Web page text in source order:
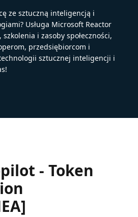
ze sztuczną inteligencją i
Usługa Microsoft Reactor
i zasoby społeczności,
przedsiębiorcom i
sztucznej inteligencji i
- Token